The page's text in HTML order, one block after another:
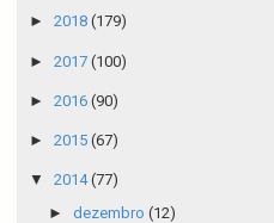
► 2018 (179)
► 2017 (100)
► 2016 (90)
► 2015 (67)
▼ 2014(77)
► dezembro (12)